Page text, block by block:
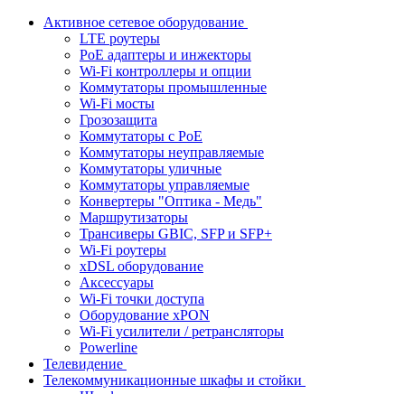
Активное сетевое оборудование
LTE роутеры
PoE адаптеры и инжекторы
Wi-Fi контроллеры и опции
Коммутаторы промышленные
Wi-Fi мосты
Грозозащита
Коммутаторы c PoE
Коммутаторы неуправляемые
Коммутаторы уличные
Коммутаторы управляемые
Конвертеры "Оптика - Медь"
Маршрутизаторы
Трансиверы GBIC, SFP и SFP+
Wi-Fi роутеры
xDSL оборудование
Аксессуары
Wi-Fi точки доступа
Оборудование хPON
Wi-Fi усилители / ретрансляторы
Powerline
Телевидение
Телекоммуникационные шкафы и стойки